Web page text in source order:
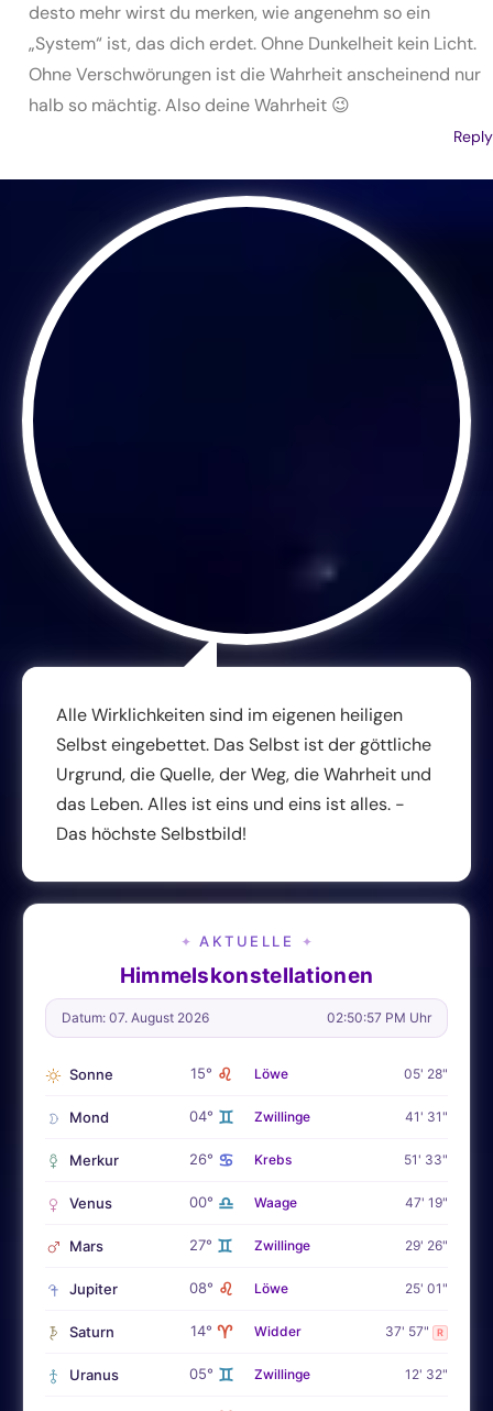
desto mehr wirst du merken, wie angenehm so ein
„System“ ist, das dich erdet. Ohne Dunkelheit kein Licht.
Ohne Verschwörungen ist die Wahrheit anscheinend nur
halb so mächtig. Also deine Wahrheit 😉
Reply
Alle Wirklichkeiten sind im eigenen heiligen
Selbst eingebettet. Das Selbst ist der göttliche
Urgrund, die Quelle, der Weg, die Wahrheit und
das Leben. Alles ist eins und eins ist alles. -
Das höchste Selbstbild!
✦ AKTUELLE ✦
Himmelskonstellationen
Datum: 07. August 2026 02:50:59 PM Uhr
Sonne 15° ♌ Löwe 05' 28"
Mond 04° ♊ Zwillinge 41' 31"
Merkur 26° ♋ Krebs 51' 33"
Venus 00° ♎ Waage 47' 19"
Mars 27° ♊ Zwillinge 29' 26"
Jupiter 08° ♌ Löwe 25' 01"
Saturn 14° ♈ Widder 37' 57" R
Uranus 05° ♊ Zwillinge 12' 32"